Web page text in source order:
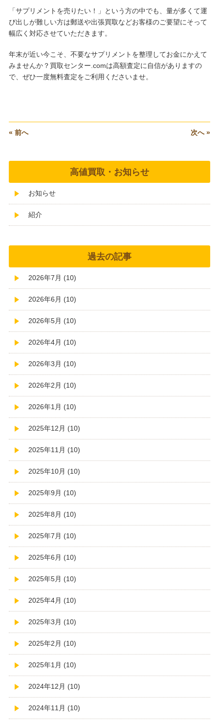
「サプリメントを売りたい！」という方の中でも、量が多くて運
び出しが難しい方は郵送や出張買取などお客様のご要望にそって
幅広く対応させていただきます。
年末が近い今こそ、不要なサプリメントを整理してお金にかえて
みませんか？買取センター.comは高額査定に自信がありますの
で、ぜひ一度無料査定をご利用くださいませ。
« 前へ 次へ »
高値買取・お知らせ
お知らせ
紹介
過去の記事
2026年7月 (10)
2026年6月 (10)
2026年5月 (10)
2026年4月 (10)
2026年3月 (10)
2026年2月 (10)
2026年1月 (10)
2025年12月 (10)
2025年11月 (10)
2025年10月 (10)
2025年9月 (10)
2025年8月 (10)
2025年7月 (10)
2025年6月 (10)
2025年5月 (10)
2025年4月 (10)
2025年3月 (10)
2025年2月 (10)
2025年1月 (10)
2024年12月 (10)
2024年11月 (10)